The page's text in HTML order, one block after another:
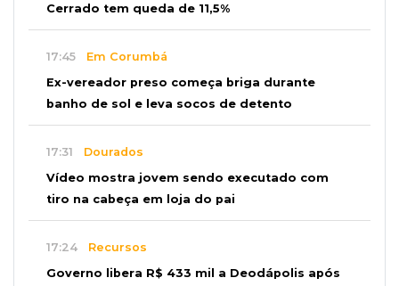
Cerrado tem queda de 11,5%
17:45 Em Corumbá
Ex-vereador preso começa briga durante
banho de sol e leva socos de detento
17:31 Dourados
Vídeo mostra jovem sendo executado com
tiro na cabeça em loja do pai
17:24 Recursos
Governo libera R$ 433 mil a Deodápolis após